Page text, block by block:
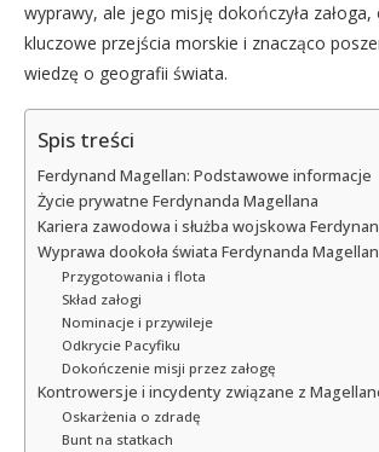
wyprawy, ale jego misję dokończyła
kluczowe przejścia morskie i znacząco
wiedzę o geografii świata.
Spis treści
Ferdynand Magellan: Podstawowe informacje
Życie prywatne Ferdynanda Magellana
Kariera zawodowa i służba wojskowa
Wyprawa dookoła świata Ferdynanda
Przygotowania i flota
Skład załogi
Nominacje i przywileje
Odkrycie Pacyfiku
Dokończenie misji przez załogę
Kontrowersje i incydenty związane z
Oskarżenia o zdradę
Bunt na statkach